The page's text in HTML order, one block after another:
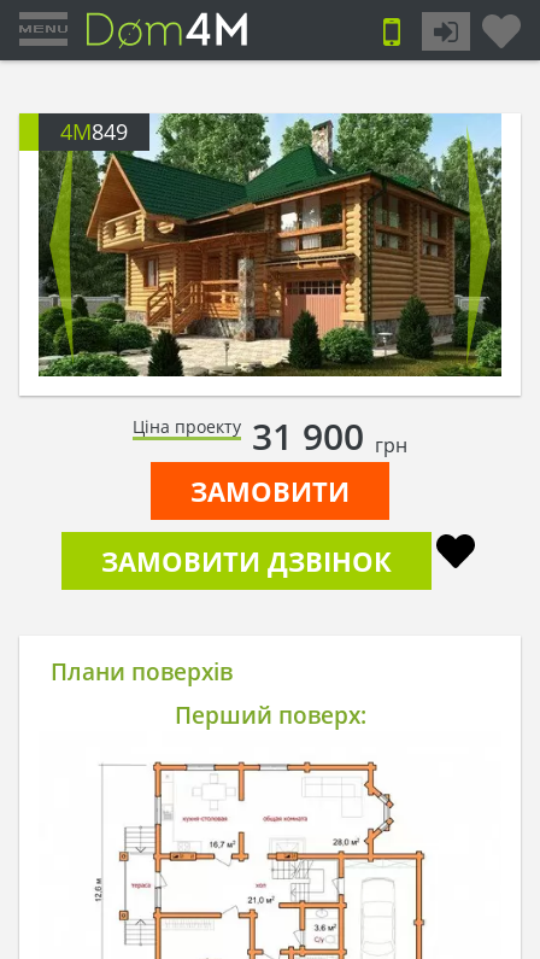
4M849
Ціна проекту 31 900 грн
ЗАМОВИТИ
ЗАМОВИТИ ДЗВІНОК
Плани поверхів
Перший поверх: